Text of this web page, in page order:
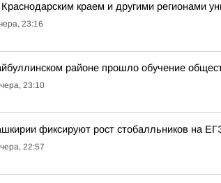
краем и другими регионами
23:16
районе прошло обучение
23:10
фиксируют рост стобалльников на
22:57